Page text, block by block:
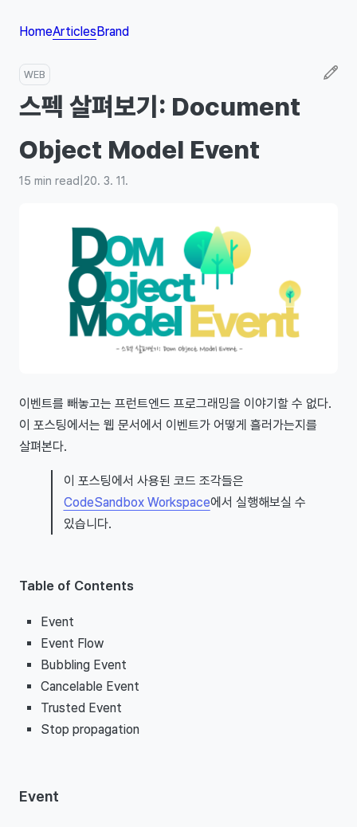
HomeArticlesBrand
WEB
스펙 살펴보기: Document
Object Model Event
15 min read 20. 3. 11.
이벤트를 빼놓고는 프런트엔드 프로그래밍을 이야기할 수 없다.
이 포스팅에서는 웹 문서에서 이벤트가 어떻게 흘러가는지를
살펴본다.
이 포스팅에서 사용된 코드 조각들은
CodeSandbox Workspace에서 실행해보실 수
있습니다.
Table of Contents
Event
Event Flow
Bubbling Event
Cancelable Event
Trusted Event
Stop propagation
Event